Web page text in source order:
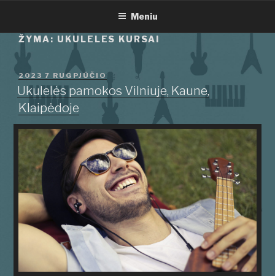
turinio
Meniu
ŽYMA: UKULELES KURSAI
PASKELBTA
2023 7 RUGPJŪČIO
Ukulelės pamokos Vilniuje, Kaune,
Klaipėdoje